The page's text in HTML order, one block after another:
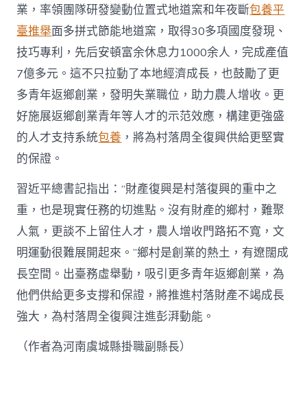
業，率領團隊研發變動位置式地道窯和年夜斷包養平
臺推舉面多拼式節能地道窯，取得30多項國度發現、
技巧專利，先后安頓富余休息力1000余人，完成產值
7億多元。這不只拉動了本地經濟成長，也鼓勵了更
多青年返鄉創業，發明失業職位，助力農人增收。更
好施展返鄉創業青年等人才的示范效應，構建更強盛
的人才支持系統包養 ，將為村落周全復興供給更堅實
的保證。
習近平總書記指出：“財產復興是村落復興的重中之
重，也是現實任務的切進點。沒有財產的鄉村，難聚
人氣，更談不上留住人才，農人增收門路拓不寬，文
明運動很難展開起來。”鄉村是創業的熱土，有遼闊成
長空間。出臺務虛舉動，吸引更多青年返鄉創業，為
他們供給更多支撐和保證，將推進村落財產不竭成長
強大，為村落周全復興注進彭湃動能。
（作者為河南虞城縣掛職副縣長）